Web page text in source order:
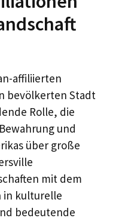
affiliierten
bevölkerten Stadt
Rolle, die
und
über große
mit dem
in kulturelle
bedeutende